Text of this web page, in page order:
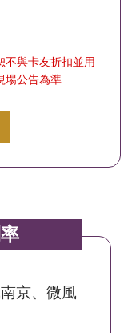
與卡友折扣並用
場公告為準
京、微風